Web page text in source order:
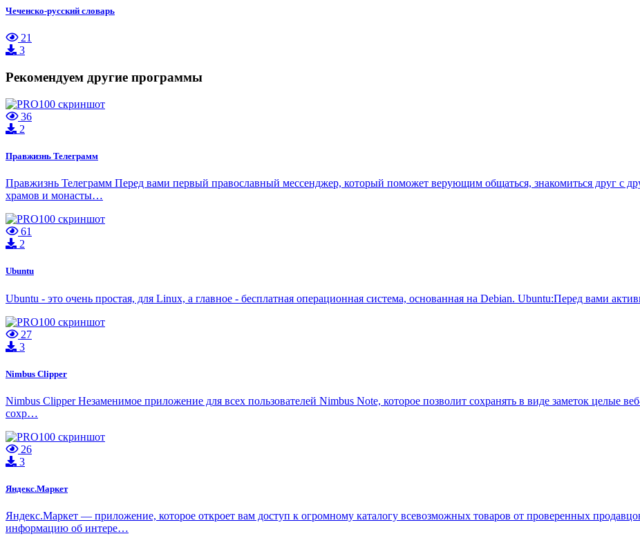
Чеченско-русский словарь
21
3
Рекомендуем другие программы
36
2
Правжизнь Телеграмм
Правжизнь Телеграмм Перед вами первый православный мессенджер, который поможет верующим общаться, знакомиться друг с
храмов и монасты…
61
2
Ubuntu
Ubuntu - это очень простая, для Linux, а главное - бесплатная операционная система, основанная на Debian. Ubuntu:Перед вами
27
3
Nimbus Clipper
Nimbus Clipper Незаменимое приложение для всех пользователей Nimbus Note, которое позволит сохранять в виде заметок целые
сохр…
26
3
Яндекс.Маркет
Яндекс.Маркет — приложение, которое откроет вам доступ к огромному каталогу всевозможных товаров от проверенных
информацию об интере…